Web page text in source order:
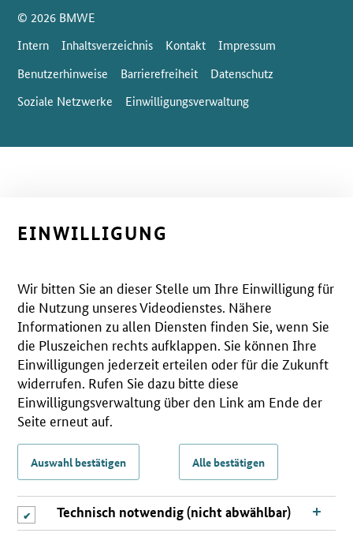
SrOnlyServicemenü
© 2026 BMWE
Intern
Inhaltsverzeichnis Kontakt
Impressum
Benutzerhinweise
Barrierefreiheit
Datenschutz
Soziale Netzwerke
Einwilligungsverwaltung
EINWILLIGUNG
Wir bitten Sie an dieser Stelle um Ihre Einwilligung für
die Nutzung unseres Videodienstes. Nähere
Informationen zu allen Diensten finden Sie, wenn Sie
die Pluszeichen rechts aufklappen. Sie können Ihre
Einwilligungen jederzeit erteilen oder für die Zukunft
widerrufen. Rufen Sie dazu bitte diese
Einwilligungsverwaltung über den Link am Ende der
Seite erneut auf.
Auswahl bestätigen Alle bestätigen
Technisch notwendig (nicht abwählbar)